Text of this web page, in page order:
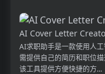
AI Cover Letter
AI求职助手是一款使用人
需提供自己的简历和职位
该工具提供方便快捷的方...